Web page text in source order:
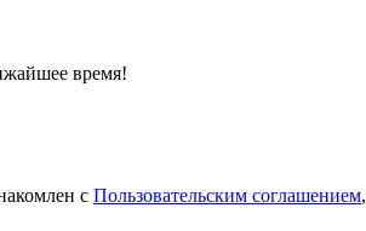
время!
с Пользовательским соглашением,